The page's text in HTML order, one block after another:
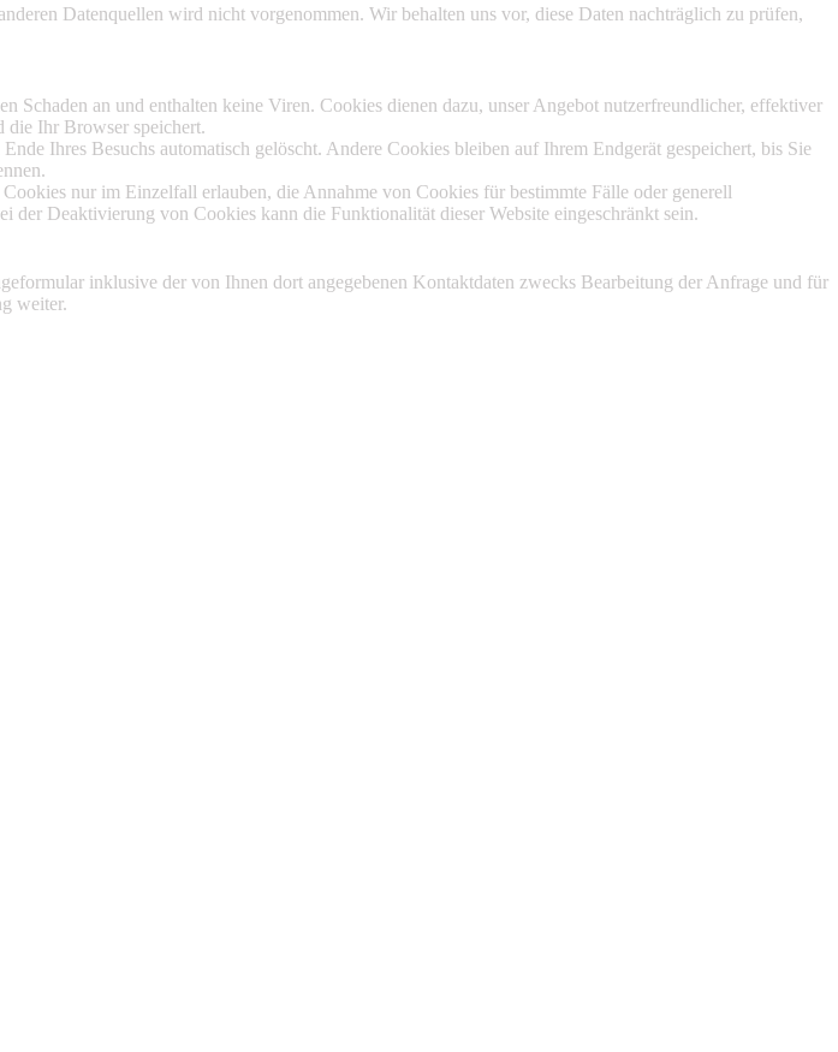
Datenquellen wird nicht vorgenommen. Wir behalten uns vor, diese Daten nachträglich zu prüfen,
Schaden an und enthalten keine Viren. Cookies dienen dazu, unser Angebot nutzerfreundlicher, effektiver
die Ihr Browser speichert.
Ihres Besuchs automatisch gelöscht. Andere Cookies bleiben auf Ihrem Endgerät gespeichert, bis Sie
nur im Einzelfall erlauben, die Annahme von Cookies für bestimmte Fälle oder generell
der Deaktivierung von Cookies kann die Funktionalität dieser Website eingeschränkt sein.
inklusive der von Ihnen dort angegebenen Kontaktdaten zwecks Bearbeitung der Anfrage und für
weiter.